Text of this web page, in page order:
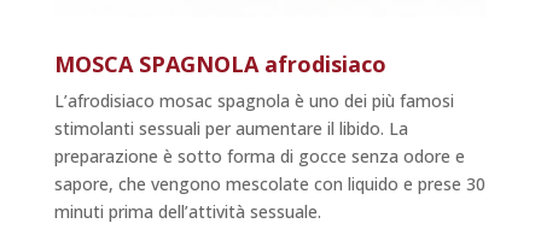
MOSCA SPAGNOLA afrodisiaco
L’afrodisiaco mosac spagnola è uno dei più famosi
stimolanti sessuali per aumentare il libido. La
preparazione è sotto forma di gocce senza odore e
sapore, che vengono mescolate con liquido e prese 30
minuti prima dell’attività sessuale.